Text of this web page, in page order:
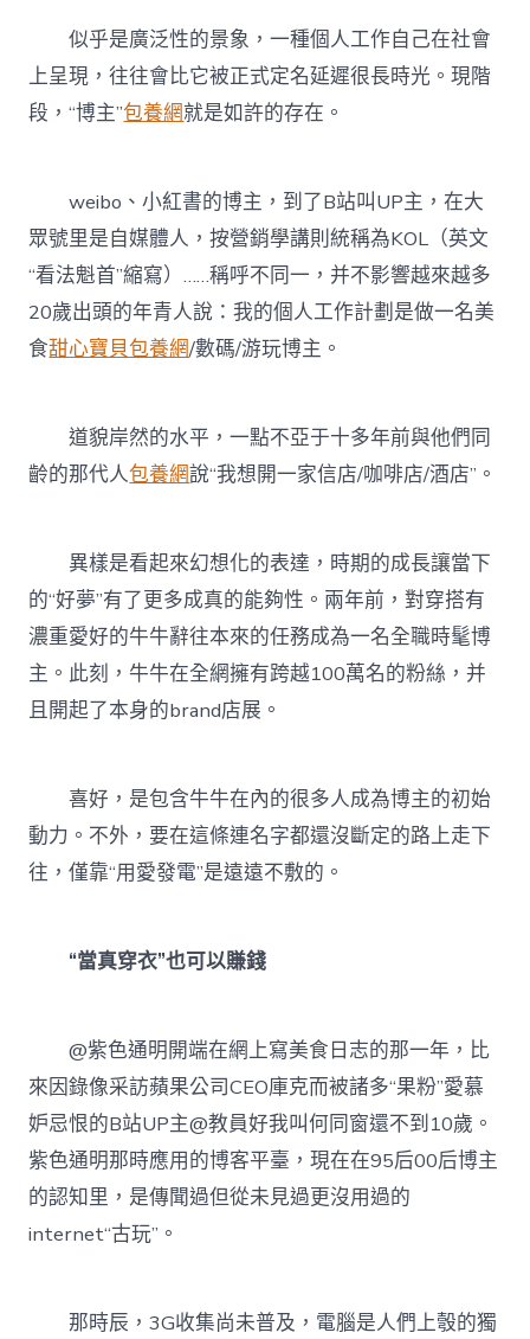
似乎是廣泛性的景象，一種個人工作自己在社會
上呈現，往往會比它被正式定名延遲很長時光。現階
段，“博主”包養網就是如許的存在。
weibo、小紅書的博主，到了B站叫UP主，在大
眾號里是自媒體人，按營銷學講則統稱為KOL（英文
“看法魁首”縮寫）……稱呼不同一，并不影響越來越多
20歲出頭的年青人說：我的個人工作計劃是做一名美
食甜心寶貝包養網/數碼/游玩博主。
道貌岸然的水平，一點不亞于十多年前與他們同
齡的那代人包養網說“我想開一家信店/咖啡店/酒店”。
異樣是看起來幻想化的表達，時期的成長讓當下
的“好夢”有了更多成真的能夠性。兩年前，對穿搭有
濃重愛好的牛牛辭往本來的任務成為一名全職時髦博
主。此刻，牛牛在全網擁有跨越100萬名的粉絲，并
且開起了本身的brand店展。
喜好，是包含牛牛在內的很多人成為博主的初始
動力。不外，要在這條連名字都還沒斷定的路上走下
往，僅靠“用愛發電”是遠遠不敷的。
“當真穿衣”也可以賺錢
@紫色通明開端在網上寫美食日志的那一年，比
來因錄像采訪蘋果公司CEO庫克而被諸多“果粉”愛慕
妒忌恨的B站UP主@教員好我叫何同窗還不到10歲。
紫色通明那時應用的博客平臺，現在在95后00后博主
的認知里，是傳聞過但從未見過更沒用過的
internet“古玩”。
那時辰，3G收集尚未普及，電腦是人們上彀的獨